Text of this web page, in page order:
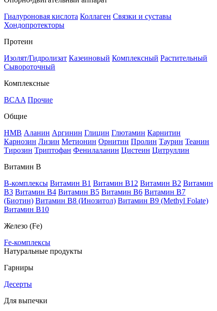
Гиалуроновая кислота Коллаген Связки и суставы
Хондопротекторы
Протеин
Изолят/Гидролизат Казеиновый Комплексный Растительный
Сывороточный
Комплексные
BCAA Прочие
Общие
HMB Аланин Аргинин Глицин Глютамин Карнитин
Карнозин Лизин Метионин Орнитин Пролин Таурин Теанин
Тирозин Триптофан Фенилаланин Цистеин Цитруллин
Витамин В
B-комплексы Витамин B1 Витамин B12 Витамин B2 Витамин
B3 Витамин B4 Витамин B5 Витамин B6 Витамин B7
(Биотин) Витамин B8 (Инозитол) Витамин B9 (Methyl Folate)
Витамин В10
Железо (Fe)
Fe-комплексы
Натуральные продукты
Гарниры
Десерты
Для выпечки